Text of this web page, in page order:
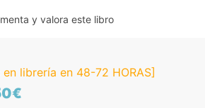
y valora este libro
librería en 48-72 HORAS]